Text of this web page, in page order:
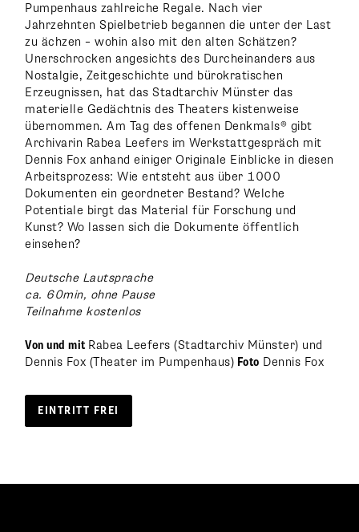
Pumpenhaus zahlreiche Regale. Nach vier
Jahrzehnten Spielbetrieb begannen die unter der Last
zu ächzen – wohin also mit den alten Schätzen?
Unerschrocken angesichts des Durcheinanders aus
Nostalgie, Zeitgeschichte und bürokratischen
Erzeugnissen, hat das Stadtarchiv Münster das
materielle Gedächtnis des Theaters kistenweise
übernommen. Am Tag des offenen Denkmals® gibt
Archivarin Rabea Leefers im Werkstattgespräch mit
Dennis Fox anhand einiger Originale Einblicke in diesen
Arbeitsprozess: Wie entsteht aus über 1000
Dokumenten ein geordneter Bestand? Welche
Potentiale birgt das Material für Forschung und
Kunst? Wo lassen sich die Dokumente öffentlich
einsehen?
Deutsche Lautsprache
ca. 60min, ohne Pause
Teilnahme kostenlos
Von und mit Rabea Leefers (Stadtarchiv Münster) und
Dennis Fox (Theater im Pumpenhaus) Foto Dennis Fox
EINTRITT FREI